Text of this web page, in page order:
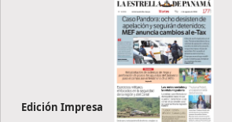
Edición Impresa